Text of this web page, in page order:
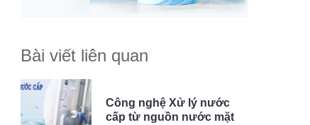
Bài viết liên quan
Công nghệ Xử lý nước
cấp từ nguồn nước mặt